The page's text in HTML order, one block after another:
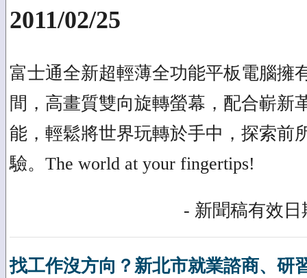
2011/02/25
富士通全新超輕薄全功能平板電腦擁
間，高畫質雙向旋轉螢幕，配合嶄新
能，輕鬆將世界玩轉於手中，探索前
驗。The world at your fingertips!
- 新聞稿有效日
找工作沒方向？新北市就業諮商、研